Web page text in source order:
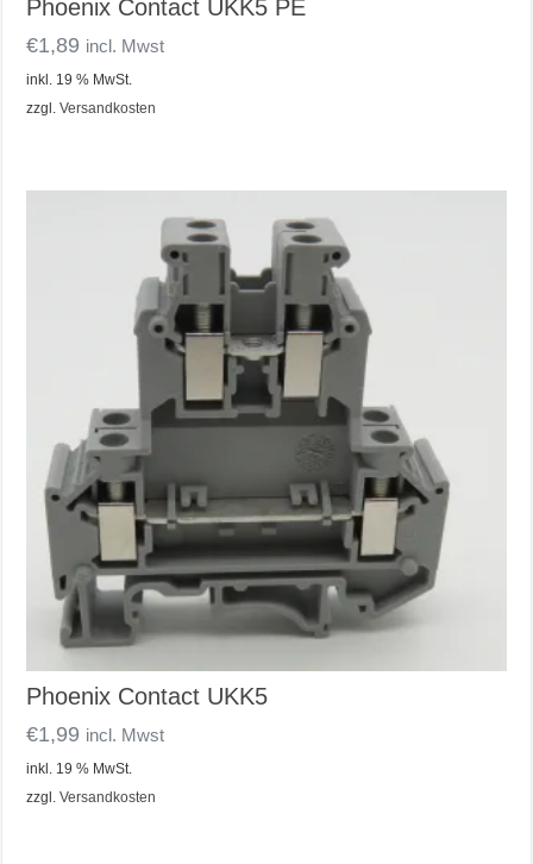
Phoenix Contact UKK5 PE
€1,89 incl. Mwst
inkl. 19 % MwSt.
zzgl.Versandkosten
Phoenix Contact UKK5
€1,99 incl. Mwst
inkl. 19 % MwSt.
zzgl.Versandkosten